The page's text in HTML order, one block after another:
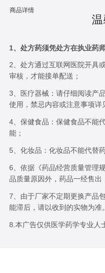
商品详情
1、处方药须凭处方在执业药
2、处方通过互联网医院开具
审核，才能接单配送；
3、医疗器械：请仔细阅读产
使用，禁忌内容或注意事项详
4、保健食品：保健食品不能
能；
5、化妆品：化妆品不能代替
6、依据《药品经营质量管理
品质量原因外，药品一经售出
7、由于厂家不定期更换产品
能滞后，请以收到的实物为准。
8.本广告仅供医学药学专业人